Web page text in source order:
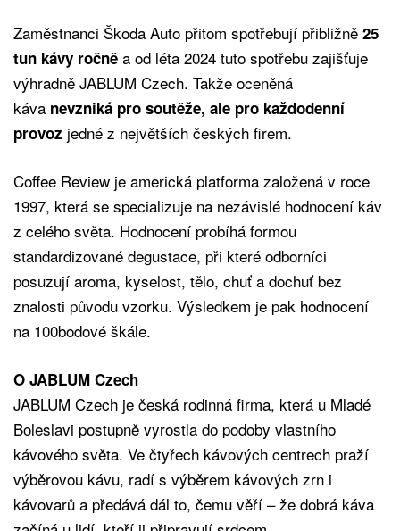
Zaměstnanci Škoda Auto přitom spotřebují přibližně 25
tun kávy ročně a od léta 2024 tuto spotřebu zajišťuje
výhradně JABLUM Czech. Takže oceněná
káva nevzniká pro soutěže, ale pro každodenní
provoz jedné z největších českých firem.
Coffee Review je americká platforma založená v roce
1997, která se specializuje na nezávislé hodnocení káv
z celého světa. Hodnocení probíhá formou
standardizované degustace, při které odborníci
posuzují aroma, kyselost, tělo, chuť a dochuť bez
znalosti původu vzorku. Výsledkem je pak hodnocení
na 100bodové škále.
O JABLUM Czech
JABLUM Czech je česká rodinná firma, která u Mladé
Boleslavi postupně vyrostla do podoby vlastního
kávového světa. Ve čtyřech kávových centrech praží
výběrovou kávu, radí s výběrem kávových zrn i
kávovarů a předává dál to, čemu věří – že dobrá káva